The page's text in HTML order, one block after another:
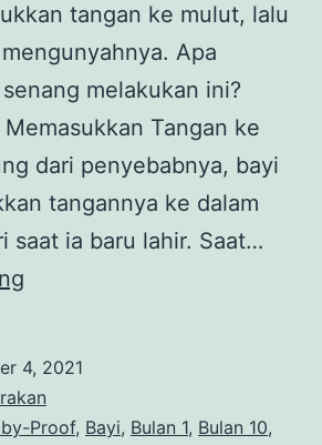
tangan ke mulut, lalu
Apa
melakukan ini?
Tangan ke
dari penyebabnya, bayi
tangannya ke dalam
saat ia baru lahir. Saat…
Memasukkan
Tangan
4, 2021
Proof, Bayi, Bulan 1, Bulan 10,